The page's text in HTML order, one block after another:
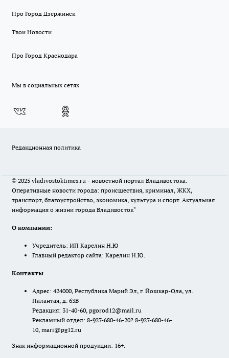
Про Город Дзержинск
Твои Новости
Про Город Краснодара
Мы в социальных сетях
Редакционная политика
© 2025 vladivostoktimes.ru - новостной портал Владивостока.
Оперативные новости города: происшествия, криминал, ЖКХ,
транспорт, благоустройство, экономика, культура и спорт. Актуальная
информация о жизни города Владивосток"
О компании:
Учредитель: ИП Карелин Н.Ю
Главный редактор сайта: Карелин Н.Ю.
Контакты
Адрес: 424000, Республика Марий Эл, г. Йошкар-Ола, ул.
Палантая, д. 63В
Редакция: 31-40-60, pgorod12@mail.ru
Рекламный отдел: 8-927-680-46-20? 8-927-680-46-
10, mari@pg12.ru
Знак информационной продукции: 16+.